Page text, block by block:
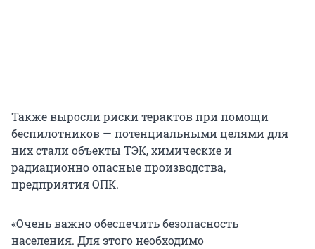
Также выросли риски терактов при помощи
беспилотников — потенциальными целями для
них стали объекты ТЭК, химические и
радиационно опасные производства,
предприятия ОПК.
«Очень важно обеспечить безопасность
населения. Для этого необходимо